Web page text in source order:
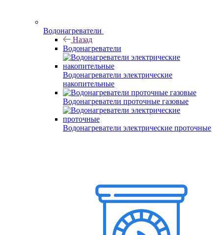
Водонагреватели
Назад
Водонагреватели
Водонагреватели электрические
накопительные
Водонагреватели проточные газовые
Водонагреватели электрические проточные